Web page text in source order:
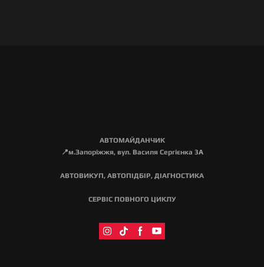
АВТОМАЙДАНЧИК
📍м.Запоріжжя, вул. Василя Сергієнка 3А
АВТОВИКУП, АВТОПІДБІР, ДІАГНОСТИКА
СЕРВІС ПОВНОГО ЦИКЛУ